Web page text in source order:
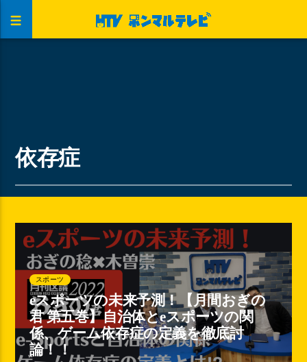
依存症
スポーツ
eスポーツの未来予測！【月間おぎの
君 第五巻】自治体とeスポーツの関
係、ゲーム依存症の定義を徹底討
論！！